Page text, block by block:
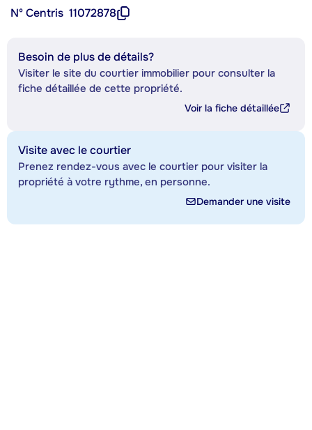
Nº Centris 11072878
Besoin de plus de détails?
Visiter le site du courtier immobilier pour consulter la
fiche détaillée de cette propriété.
Voir la fiche détaillée
Visite avec le courtier
Prenez rendez-vous avec le courtier pour visiter la
propriété à votre rythme, en personne.
Demander une visite